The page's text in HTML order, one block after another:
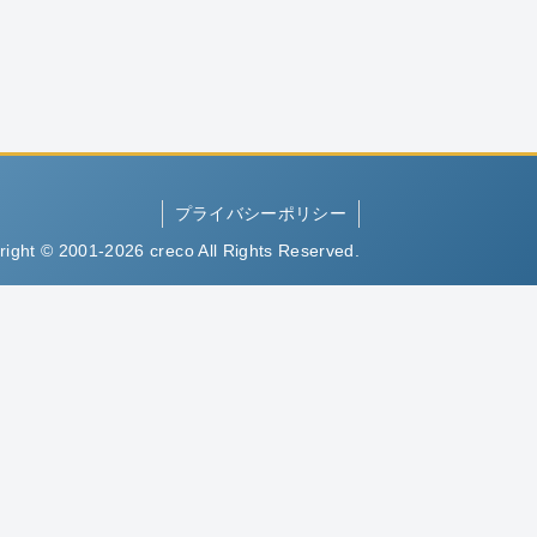
プライバシーポリシー
© 2001-2026 creco All Rights Reserved.